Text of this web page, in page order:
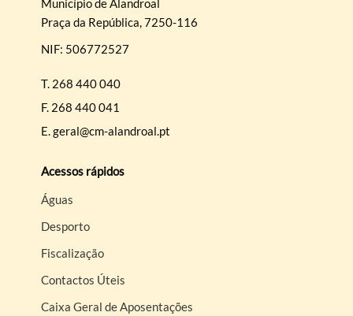
Município de Alandroal
Praça da República, 7250-116
NIF: 506772527
T. 268 440 040
F. 268 440 041
E.geral@cm-alandroal.pt
Acessos rápidos
Águas
Desporto
Fiscalização
Contactos Úteis
Caixa Geral de Aposentações